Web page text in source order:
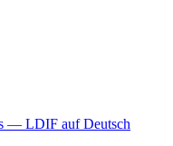
— LDIF auf Deutsch